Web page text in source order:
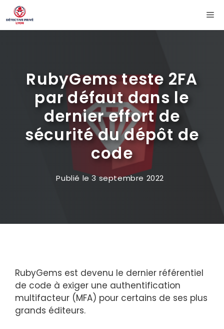
Aller
au
contenu
RubyGems teste 2FA
par défaut dans le
dernier effort de
sécurité du dépôt de
code
Publié le3 septembre 2022
RubyGems est devenu le dernier référentiel
de code à exiger une authentification
multifacteur (MFA) pour certains de ses plus
grands éditeurs.